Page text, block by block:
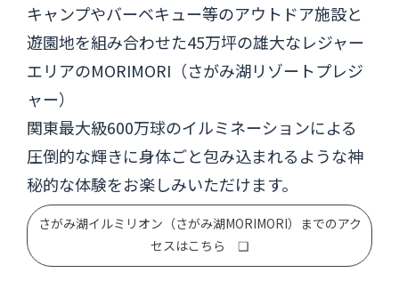
キャンプやバーベキュー等のアウトドア施設と
遊園地を組み合わせた45万坪の雄大なレジャー
エリアのMORIMORI（さがみ湖リゾートプレジ
ャー）
関東最大級600万球のイルミネーションによる
圧倒的な輝きに身体ごと包み込まれるような神
秘的な体験をお楽しみいただけます。
さがみ湖イルミリオン（さがみ湖MORIMORI）までのアク
セスはこちら ❑